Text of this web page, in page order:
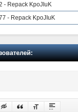
- Repack KpoJIuK
- Repack KpoJIuK